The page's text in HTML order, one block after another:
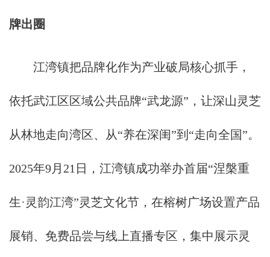
牌出圈
江湾镇把品牌化作为产业破局核心抓手，
依托武江区区域公共品牌“武龙源”，让深山灵芝
从林地走向湾区、从“养在深闺”到“走向全国”。
2025年9月21日，江湾镇成功举办首届“涅槃重
生·灵韵江湾”灵芝文化节，在榕树广场设置产品
展销、免费品尝与线上直播专区，集中展示灵